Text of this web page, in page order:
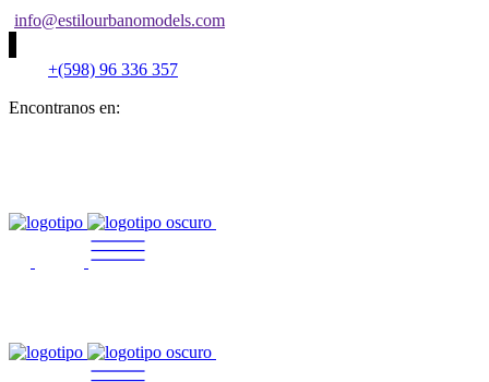
info@estilourbanomodels.com
+(598) 96 336 357
Encontranos en: